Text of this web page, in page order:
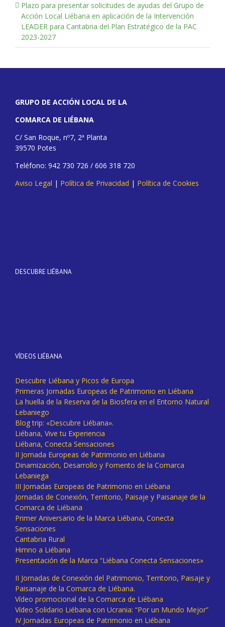
Plazo para presentar solicitudes de ayudas del Grupo de
Acción Local Liébana en aplicación de la Intervención
LEADER para Cantabria del Plan Estratégico de la PAC
2023-2027
GRUPO DE ACCIÓN LOCAL DE LA
COMARCA DE LIÉBANA
C/ San Roque, nº7, 2ª Planta
39570 Potes
Teléfono: 942 730 726 / 606 318 720
Aviso Legal | Política de Privacidad | Política de Cookies
DESCUBRE LIÉBANA
VÍDEOS LIÉBANA
Descubre Liébana y Picos de Europa
Primeras Jornadas Europeas de Patrimonio en Liébana
La huella de la Reserva de la Biosfera en el Entorno Natural
Lebaniego
Blog trip: «Descubre Liébana».
Liébana, Vive tu Experiencia
Liébana, Conecta Sensaciones
II Jornada Europeas de Patrimonio en Liébana
Dinamización, Desarrollo y Fomento de la Comarca
Lebaniega
III Jornadas Europeas de Patrimonio en Liébana
Jornadas de Conexión, Territorio, Paisaje y Paisanaje de la
Comarca de Liébana
Primer Aniversario de la Marca Liébana, Conecta
Sensaciones
Cantabria Rural
Himno a Liébana
Presentación de la Marca “Liébana Conecta Sensaciones»
II Jornadas de Conexión del Patrimonio, Territorio, Paisaje y
Paisanaje de la Comarca de Liébana.
Vídeo promocional de la Comarca de Liébana
Vídeo Solidario Liébana con Ucrania: “Por un Mundo Mejor”
IV Jornadas Europeas de Patrimonio en Liébana